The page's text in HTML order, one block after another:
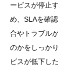
ービスが停止
め、SLAを確
合やトラブル
のかをしっか
ビスが低下し